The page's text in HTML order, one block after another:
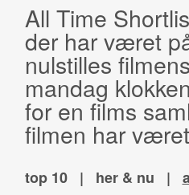
All Time
der har været
nulstilles
mandag
for en films
filmen har
top 10 | her & nu |